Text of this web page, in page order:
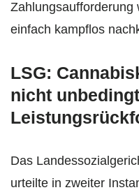
Zahlungsaufforderung
einfach kampflos
LSG:
nicht unbedingt
Das
urteilte in zweiter